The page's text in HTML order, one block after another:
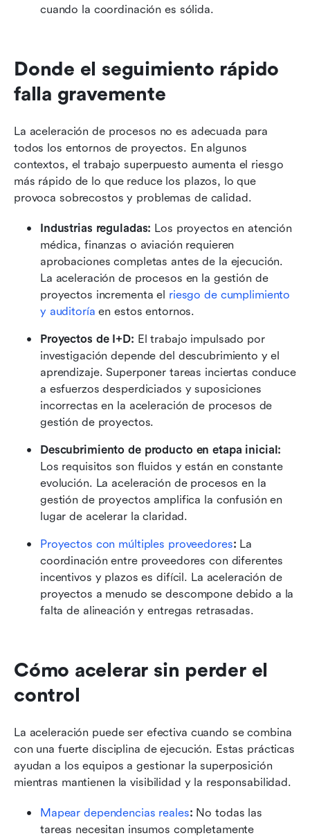
cuando la coordinación es sólida.
Donde el seguimiento rápido
falla gravemente
La aceleración de procesos no es adecuada para
todos los entornos de proyectos. En algunos
contextos, el trabajo superpuesto aumenta el riesgo
más rápido de lo que reduce los plazos, lo que
provoca sobrecostos y problemas de calidad.
Industrias reguladas: Los proyectos en atención
médica, finanzas o aviación requieren
aprobaciones completas antes de la ejecución.
La aceleración de procesos en la gestión de
proyectos incrementa el riesgo de cumplimiento
y auditoría en estos entornos.
Proyectos de I+D: El trabajo impulsado por
investigación depende del descubrimiento y el
aprendizaje. Superponer tareas inciertas conduce
a esfuerzos desperdiciados y suposiciones
incorrectas en la aceleración de procesos de
gestión de proyectos.
Descubrimiento de producto en etapa inicial:
Los requisitos son fluidos y están en constante
evolución. La aceleración de procesos en la
gestión de proyectos amplifica la confusión en
lugar de acelerar la claridad.
Proyectos con múltiples proveedores: La
coordinación entre proveedores con diferentes
incentivos y plazos es difícil. La aceleración de
proyectos a menudo se descompone debido a la
falta de alineación y entregas retrasadas.
Cómo acelerar sin perder el
control
La aceleración puede ser efectiva cuando se combina
con una fuerte disciplina de ejecución. Estas prácticas
ayudan a los equipos a gestionar la superposición
mientras mantienen la visibilidad y la responsabilidad.
Mapear dependencias reales: No todas las
tareas necesitan insumos completamente